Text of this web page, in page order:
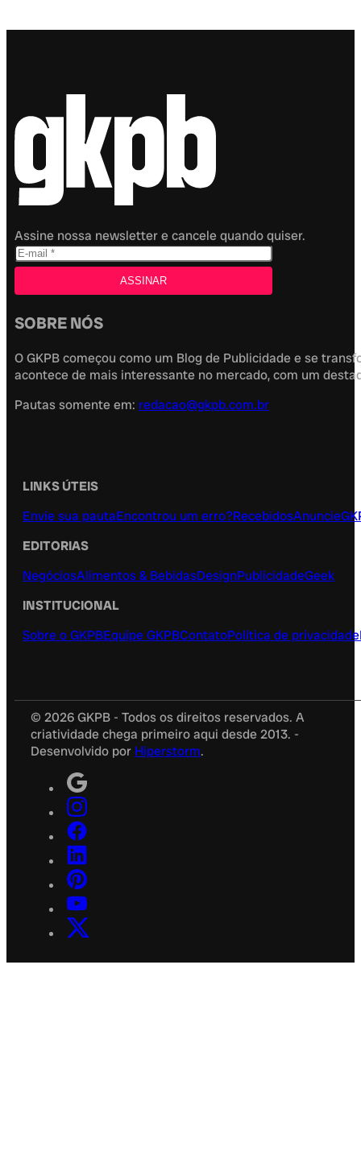
Assine nossa newsletter e cancele quando quiser.
SOBRE NÓS
O GKPB começou como um Blog de Publicidade e se
acontece de mais interessante no mercado, com um
Pautas somente em: redacao@gkpb.com.br
LINKS ÚTEIS
Envie sua pautaEncontrou um erro?RecebidosAnuncie
EDITORIAS
NegóciosAlimentos & BebidasDesignPublicidadeGeek
INSTITUCIONAL
Sobre o GKPBEquipe GKPBContatoPolítica de privacidade
© 2026 GKPB - Todos os direitos reservados. A
criatividade chega primeiro aqui desde 2013. -
Desenvolvido por Hiperstorm.